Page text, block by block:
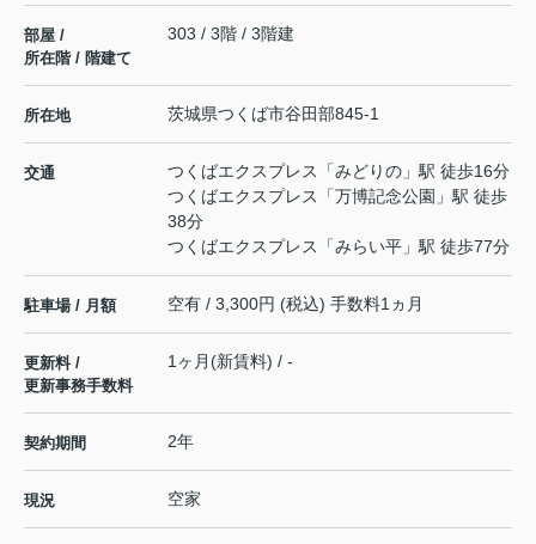
部屋 /
所在階 / 階建て
303 / 3階 / 3階建
所在地 茨城県つくば市谷田部845-1
交通 つくばエクスプレス 「みどりの 」駅 徒歩16分
つくばエクスプレス
「万博記念公園 」駅 徒歩
38分
つくばエクスプレス
「みらい平 」駅 徒歩77分
駐車場 / 月額 空有 / 3,300円 (税込) 手数料1ヵ月
更新料 /
更新事務手数料
1ヶ月(新賃料) / -
契約期間 2年
現況 空家